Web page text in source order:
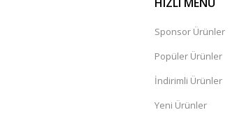
Sponsor Ürünler
Popüler Ürünler
İndirimli Ürünler
Yeni Ürünler